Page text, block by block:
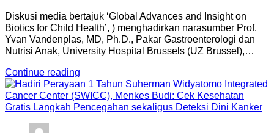
Diskusi media bertajuk ‘Global Advances and Insight on
Biotics for Child Health’, ) menghadirkan narasumber Prof.
Yvan Vandenplas, MD, Ph.D., Pakar Gastroenterologi dan
Nutrisi Anak, University Hospital Brussels (UZ Brussel),…
Continue reading